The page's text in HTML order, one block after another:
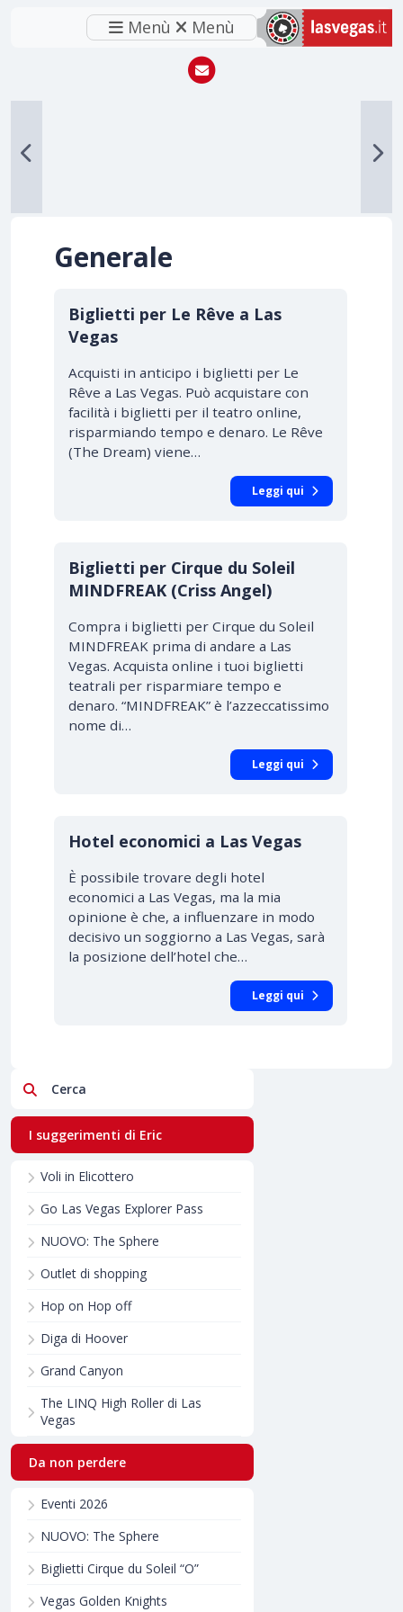
Menù Menù
Generale
Biglietti per Le Rêve a Las
Vegas
Acquisti in anticipo i biglietti per Le
Rêve a Las Vegas. Può acquistare con
facilità i biglietti per il teatro online,
risparmiando tempo e denaro. Le Rêve
(The Dream) viene…
Leggi qui
Biglietti per Cirque du Soleil
MINDFREAK (Criss Angel)
Compra i biglietti per Cirque du Soleil
MINDFREAK prima di andare a Las
Vegas. Acquista online i tuoi biglietti
teatrali per risparmiare tempo e
denaro. “MINDFREAK” è l’azzeccatissimo
nome di…
Leggi qui
Hotel economici a Las Vegas
È possibile trovare degli hotel
economici a Las Vegas, ma la mia
opinione è che, a influenzare in modo
decisivo un soggiorno a Las Vegas, sarà
la posizione dell’hotel che…
Leggi qui
Cerca
I suggerimenti di Eric
Voli in Elicottero
Go Las Vegas Explorer Pass
NUOVO: The Sphere
Outlet di shopping
Hop on Hop off
Diga di Hoover
Grand Canyon
The LINQ High Roller di Las
Vegas
Da non perdere
Eventi 2026
NUOVO: The Sphere
Biglietti Cirque du Soleil “O”
Vegas Golden Knights